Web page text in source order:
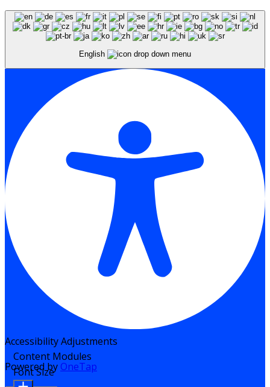
English
Accessibility Adjustments
Powered by OneTap
Content Modules
Font Size